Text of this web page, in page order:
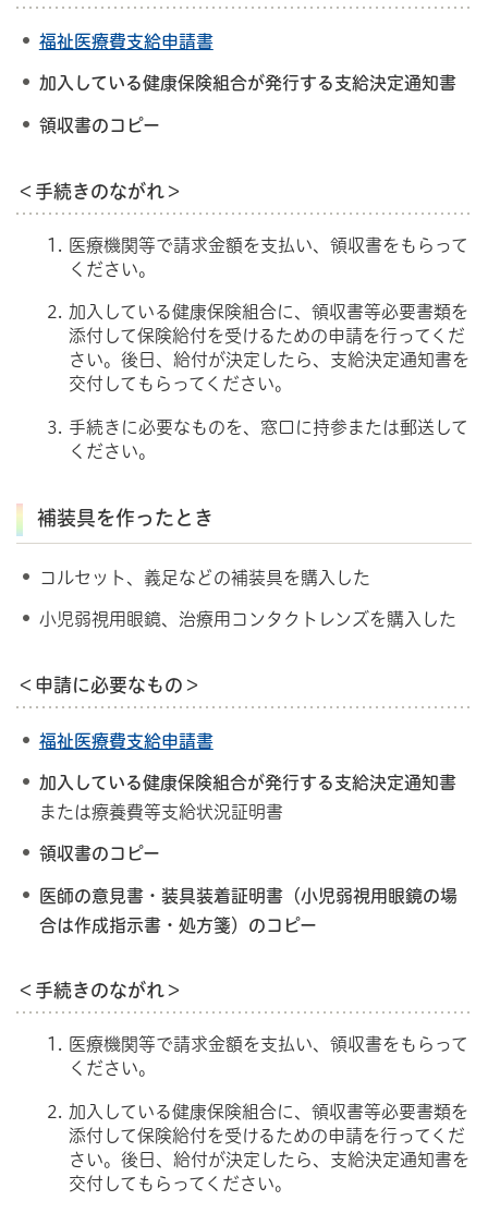
福祉医療費支給申請書
加入している健康保険組合が発行する支給決定通知書
領収書のコピー
＜手続きのながれ＞
医療機関等で請求金額を支払い、領収書をもらって
ください。
加入している健康保険組合に、領収書等必要書類を
添付して保険給付を受けるための申請を行ってくだ
さい。後日、給付が決定したら、支給決定通知書を
交付してもらってください。
手続きに必要なものを、窓口に持参または郵送して
ください。
補装具を作ったとき
コルセット、義足などの補装具を購入した
小児弱視用眼鏡、治療用コンタクトレンズを購入した
＜申請に必要なもの＞
福祉医療費支給申請書
加入している健康保険組合が発行する支給決定通知書
または療養費等支給状況証明書
領収書のコピー
医師の意見書・装具装着証明書（小児弱視用眼鏡の場
合は作成指示書・処方箋）のコピー
＜手続きのながれ＞
医療機関等で請求金額を支払い、領収書をもらって
ください。
加入している健康保険組合に、領収書等必要書類を
添付して保険給付を受けるための申請を行ってくだ
さい。後日、給付が決定したら、支給決定通知書を
交付してもらってください。